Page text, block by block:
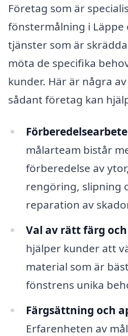
Företag som är
fönstermålning i Läppe
tjänster som är
möta de specifika
kunder. Här är några
sådant företag kan
målarteam bistår
förberedelse av
rengöring, slipning
reparation av
Val av rätt färg
hjälper kunder att
material som är
fönstrens unika
Färgsättning och
Erfarenheten av